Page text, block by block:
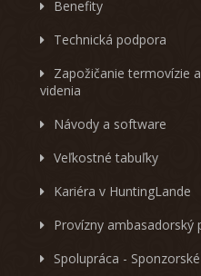
Benefity
Technická podpora
Zapožičanie termovízie
videnia
Návody a software
Veľkostné tabuľky
Kariéra v HuntingLande
Provízny ambasadorský
Spolupráca - Sponzorské